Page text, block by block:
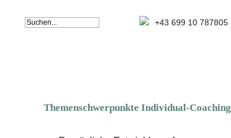
+43 699 10 787805
Themenschwerpunkte Individual-Coaching